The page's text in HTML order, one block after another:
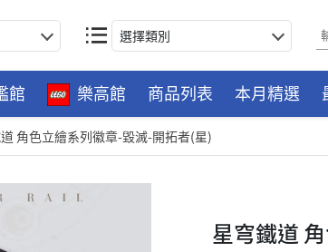
選擇類別
館 樂高館 商品列表 本月精選
角色立繪系列徽章-毀滅-開拓者(星)
星穹鐵道